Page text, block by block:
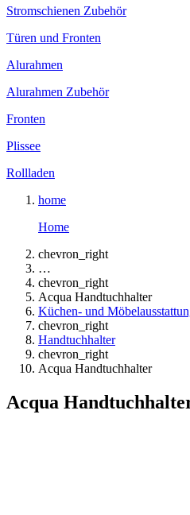
Stromschienen Zubehör
Türen und Fronten
Alurahmen
Alurahmen Zubehör
Fronten
Plissee
Rollladen
home
Home
chevron_right
…
chevron_right
Acqua Handtuchhalter
Küchen- und
chevron_right
Handtuchhalter
chevron_right
Acqua Handtuchhalter
Acqua